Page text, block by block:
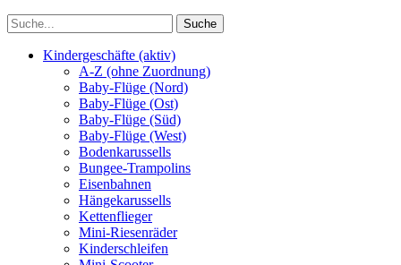
Kindergeschäfte (aktiv)
A-Z (ohne Zuordnung)
Baby-Flüge (Nord)
Baby-Flüge (Ost)
Baby-Flüge (Süd)
Baby-Flüge (West)
Bodenkarussells
Bungee-Trampolins
Eisenbahnen
Hängekarussells
Kettenflieger
Mini-Riesenräder
Kinderschleifen